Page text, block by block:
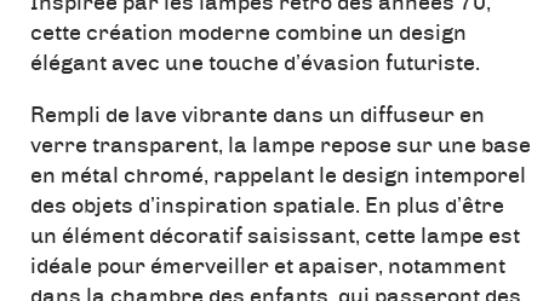
cette création moderne combine un design
élégant avec une touche d’évasion futuriste.
Rempli de lave vibrante dans un diffuseur en
verre transparent, la lampe repose sur une base
en métal chromé, rappelant le design intemporel
des objets d’inspiration spatiale. En plus d’être
un élément décoratif saisissant, cette lampe est
idéale pour émerveiller et apaiser, notamment